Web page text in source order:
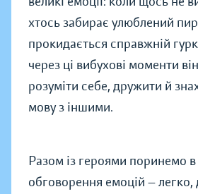
хтось забирає улюблений
прокидається справжній
через ці вибухові моменти
розуміти себе, дружити й
мову з іншими.
Разом із героями поринемо в
обговорення емоцій — легко,